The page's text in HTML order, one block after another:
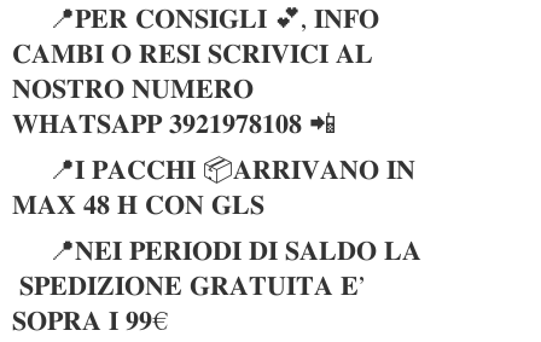
📍𝐏𝐄𝐑 𝐂𝐎𝐍𝐒𝐈𝐆𝐋𝐈 💕, 𝐈𝐍𝐅𝐎
𝐂𝐀𝐌𝐁𝐈 𝐎 𝐑𝐄𝐒𝐈 𝐒𝐂𝐑𝐈𝐕𝐈𝐂𝐈 𝐀𝐋
𝐍𝐎𝐒𝐓𝐑𝐎 𝐍𝐔𝐌𝐄𝐑𝐎
𝐖𝐇𝐀𝐓𝐒𝐀𝐏𝐏 𝟑𝟗𝟐𝟏𝟗𝟕𝟖𝟏𝟎𝟖 📲
📍𝐈 𝐏𝐀𝐂𝐂𝐇𝐈 📦𝐀𝐑𝐑𝐈𝐕𝐀𝐍𝐎 𝐈𝐍
𝐌𝐀𝐗 𝟒𝟖 𝐇 𝐂𝐎𝐍 𝐆𝐋𝐒
📍𝐍𝐄𝐈 𝐏𝐄𝐑𝐈𝐎𝐃𝐈 𝐃𝐈 𝐒𝐀𝐋𝐃𝐎 𝐋𝐀
𝐒𝐏𝐄𝐃𝐈𝐙𝐈𝐎𝐍𝐄 𝐆𝐑𝐀𝐓𝐔𝐈𝐓𝐀 𝐄’
𝐒𝐎𝐏𝐑𝐀 𝐈 𝟗𝟗€